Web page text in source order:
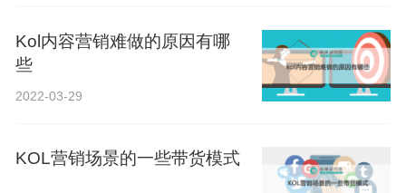
Kol内容营销难做的原因有哪
些
2022-03-29
KOL营销场景的一些带货模式